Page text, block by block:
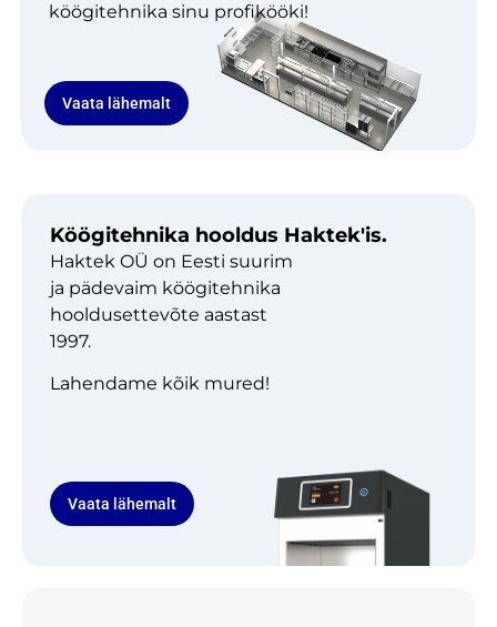
köögitehnika sinu profikööki!
Vaata lähemalt
Köögitehnika hooldus Haktek'is.
Haktek OÜ on Eesti suurim
ja pädevaim köögitehnika
hooldusettevõte aastast
1997.
Lahendame kõik mured!
Vaata lähemalt